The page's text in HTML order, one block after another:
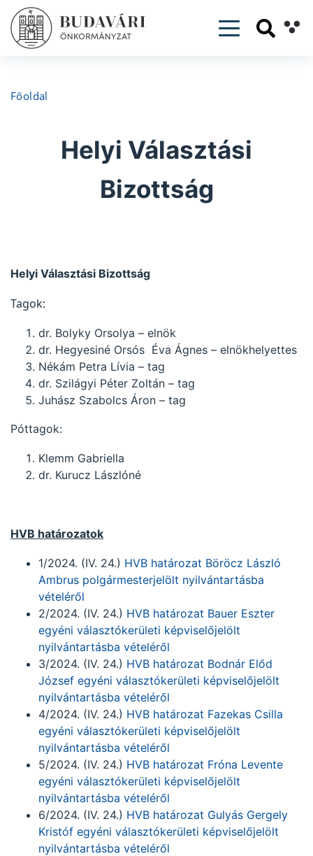
Toggle
Főoldal
Helyi Választási
Bizottság
Helyi Választási Bizottság
Tagok:
dr. Bolyky Orsolya – elnök
dr. Hegyesiné Orsós Éva Ágnes – elnökhelyettes
Nékám Petra Lívia – tag
dr. Szilágyi Péter Zoltán – tag
Juhász Szabolcs Áron – tag
Póttagok:
Klemm Gabriella
dr. Kurucz Lászlóné
HVB határozatok
1/2024. (IV. 24.) HVB határozat Böröcz László
Ambrus polgármesterjelölt nyilvántartásba
vételéről
2/2024. (IV. 24.) HVB határozat Bauer Eszter
egyéni választókerületi képviselőjelölt
nyilvántartásba vételéről
3/2024. (IV. 24.) HVB határozat Bodnár Előd
József egyéni választókerületi képviselőjelölt
nyilvántartásba vételéről
4/2024. (IV. 24.) HVB határozat Fazekas Csilla
egyéni választókerületi képviselőjelölt
nyilvántartásba vételéről
5/2024. (IV. 24.) HVB határozat Fróna Levente
egyéni választókerületi képviselőjelölt
nyilvántartásba vételéről
6/2024. (IV. 24.) HVB határozat Gulyás Gergely
Kristóf egyéni választókerületi képviselőjelölt
nyilvántartásba vételéről